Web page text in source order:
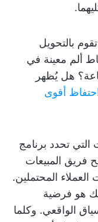
بالتحويل
ألم معينة في
هل يُظهر
أقوى
التي تحدد برنامج
فريق المبيعات
العملاء المحتملين.
بك هو فرضية
الواقعي. وكلما